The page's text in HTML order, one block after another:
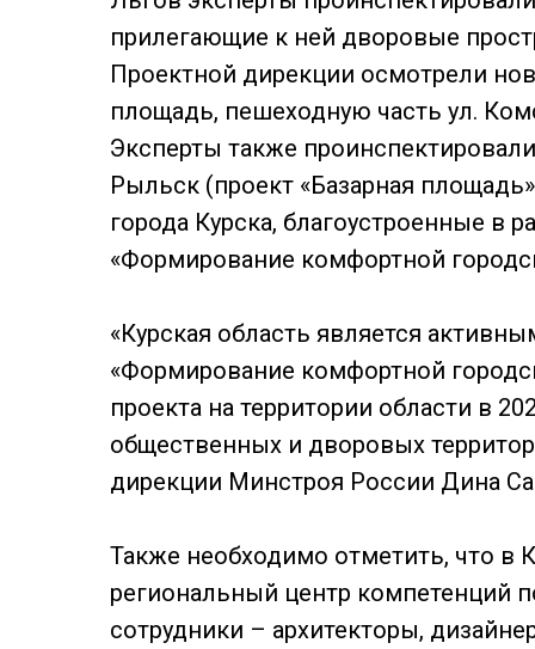
прилегающие к ней дворовые
Проектной дирекции осмотрели
площадь, пешеходную часть ул.
Эксперты также
Рыльск (проект «Базарная
города Курска, благоустроенные в
«Формирование комфортной
«Курская область является
«Формирование комфортной
проекта на территории области в
общественных и дворовых
дирекции Минстроя России Дина
Также необходимо отметить, что в
региональный центр компетенций
сотрудники – архитекторы,